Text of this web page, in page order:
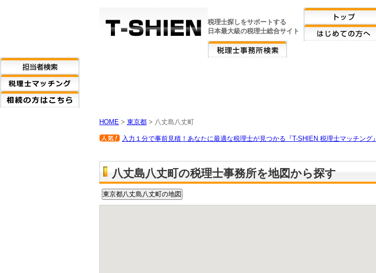
税理士探しをサポートする
日本最大級の税理士総合サイト
HOME > 東京都 > 八丈島八丈町
入力１分で事前見積！あなたに最適な税理士が見つかる『T-SHIEN 税理士マッチング』
八丈島八丈町の税理士事務所を地図から探す